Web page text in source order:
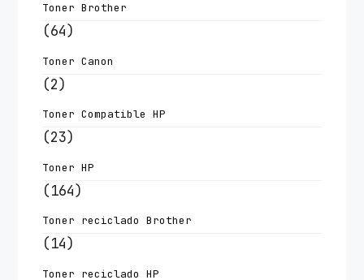
Toner Brother
(64)
Toner Canon
(2)
Toner Compatible HP
(23)
Toner HP
(164)
Toner reciclado Brother
(14)
Toner reciclado HP